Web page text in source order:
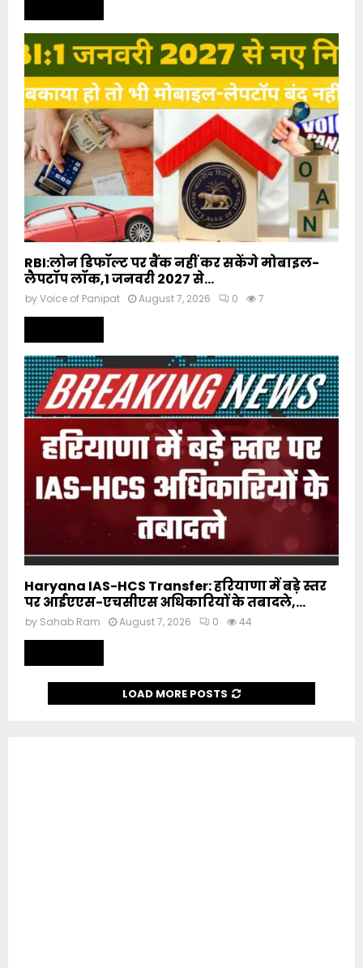
RBI:लोन डिफॉल्ट पर बैंक नहीं कर सकेंगे मोबाइल-
लैपटॉप लॉक,1 जनवरी 2027 से...
byVoice of Panipat August 7, 2026 0 7
Haryana IAS-HCS Transfer: हरियाणा में बड़े स्तर
पर आईएएस-एचसीएस अधिकारियों के तबादले,...
by Sahab Ram August 7, 2026 0 44
LOAD MORE POSTS